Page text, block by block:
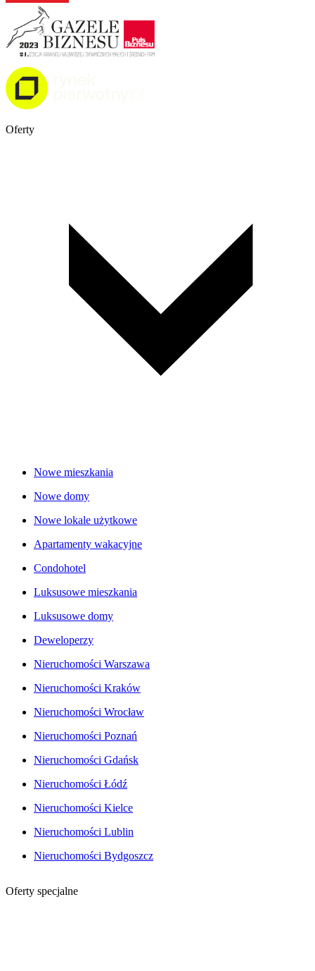
Oferty
Nowe mieszkania
Nowe domy
Nowe lokale użytkowe
Apartamenty wakacyjne
Condohotel
Luksusowe mieszkania
Luksusowe domy
Deweloperzy
Nieruchomości Warszawa
Nieruchomości Kraków
Nieruchomości Wrocław
Nieruchomości Poznań
Nieruchomości Gdańsk
Nieruchomości Łódź
Nieruchomości Kielce
Nieruchomości Lublin
Nieruchomości Bydgoszcz
Oferty specjalne